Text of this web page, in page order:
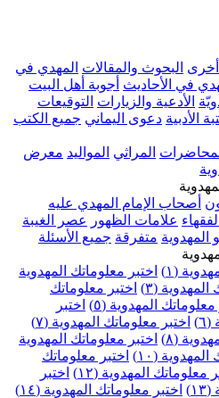
البحوث والمقالات المهدي في
في الأحاديث أجوبة أهل البيت
الأدعية والزيارات التوقيعات
الأدبية دعوى اليماني جميع الكتب
المراثي المواليد معرض
أصحاب الإمام المهدي عليه
علامات الظهور
عصر الغيبة
المهدوية متفرقة جميع الأسئلة
(١)
اختبر معلوماتك المهدوية
المهدوية (٣)
اختبر معلوماتك
معلوماتك المهدوية (٥)
اختبر
اختبر معلوماتك المهدوية (٧)
(٨)
اختبر معلوماتك المهدوية
(١٠)
اختبر معلوماتك
معلوماتك المهدوية (١٢)
اختبر
اختبر معلوماتك المهدوية (١٤)